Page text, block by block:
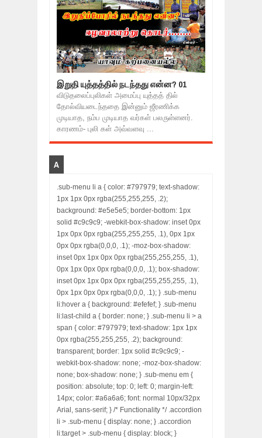
இறுதி யுத்தத்தில் நடந்தது என்ன? 01
விடுதலைப்புலிகள் அமைப்பு யுத்தத் தில்
தோல்வியடைந்ததை இன்னும் ஜீரணிக்க
முடியாத, நம்ப முடியாத வர்கள் பலருள்ளனர்.
காரணம்- புலி கள் அவ்வளவு ...
A
.sub-menu li a { color: #797979; text-shadow:
1px 1px 0px rgba(255,255,255, .2);
background: #e5e5e5; border-bottom: 1px
solid #c9c9c9; -webkit-box-shadow: inset 0px
1px 0px 0px rgba(255,255,255, .1), 0px 1px
0px 0px rgba(0,0,0, .1); -moz-box-shadow:
inset 0px 1px 0px 0px rgba(255,255,255, .1),
0px 1px 0px 0px rgba(0,0,0, .1); box-shadow:
inset 0px 1px 0px 0px rgba(255,255,255, .1),
0px 1px 0px 0px rgba(0,0,0, .1); } .sub-menu
li:hover a { background: #efefef; } .sub-menu
li:last-child a { border: none; } .sub-menu li > a
span { color: #797979; text-shadow: 1px 1px
0px rgba(255,255,255, .2); background:
transparent; border: 1px solid #c9c9c9; -
webkit-box-shadow: none; -moz-box-shadow:
none; box-shadow: none; } .sub-menu em {
position: absolute; top: 0; left: 0; margin-left:
14px; color: #a6a6a6; font: normal 10px/32px
Arial, sans-serif; } /* Functionality */ .accordion
li > .sub-menu { display: none; } .accordion
li:target > .sub-menu { display: block; }